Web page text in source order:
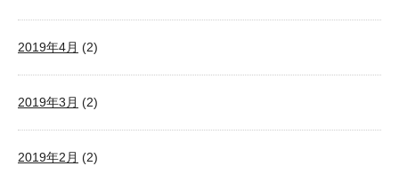
2019年4月 (2)
2019年3月 (2)
2019年2月 (2)